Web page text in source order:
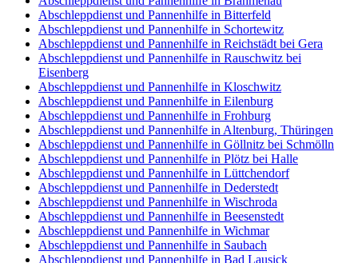
Abschleppdienst und Pannenhilfe in Bitterfeld
Abschleppdienst und Pannenhilfe in Schortewitz
Abschleppdienst und Pannenhilfe in Reichstädt bei Gera
Abschleppdienst und Pannenhilfe in Rauschwitz bei
Eisenberg
Abschleppdienst und Pannenhilfe in Kloschwitz
Abschleppdienst und Pannenhilfe in Eilenburg
Abschleppdienst und Pannenhilfe in Frohburg
Abschleppdienst und Pannenhilfe in Altenburg, Thüringen
Abschleppdienst und Pannenhilfe in Göllnitz bei Schmölln
Abschleppdienst und Pannenhilfe in Plötz bei Halle
Abschleppdienst und Pannenhilfe in Lüttchendorf
Abschleppdienst und Pannenhilfe in Dederstedt
Abschleppdienst und Pannenhilfe in Wischroda
Abschleppdienst und Pannenhilfe in Beesenstedt
Abschleppdienst und Pannenhilfe in Wichmar
Abschleppdienst und Pannenhilfe in Saubach
Abschleppdienst und Pannenhilfe in Bad Lausick